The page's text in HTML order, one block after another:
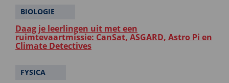
BIOLOGIE
Daag je leerlingen uit met een
ruimtevaartmissie: CanSat, ASGARD, Astro Pi en
Climate Detectives
FYSICA